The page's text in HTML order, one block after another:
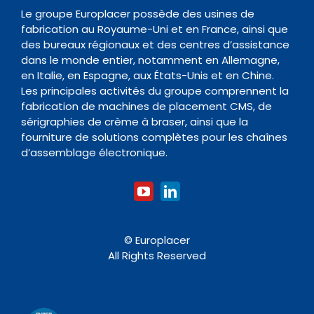
Four de Refusion
Nettoyage
Accessoires
Contact
Documentation
Organisme de formation
Le groupe Europlacer possède des usines de
fabrication au Royaume-Uni et en France, ainsi que
des bureaux régionaux et des centres d’assistance
dans le monde entier, notamment en Allemagne,
en Italie, en Espagne, aux États-Unis et en Chine.
Les principales activités du groupe comprennent la
fabrication de machines de placement CMS, de
sérigraphies de crème à braser, ainsi que la
fourniture de solutions complètes pour les chaînes
d’assemblage électronique.
© Europlacer
All Rights Reserved